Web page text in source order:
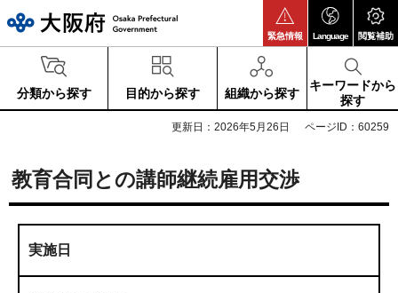
緊急情報 Language 閲覧補助
分類から探す 目的から探す 組織から探す
キーワードから
探す
更新日：2026年5月26日 ページID：60259
教育合同との講師継続雇用交渉
実施日